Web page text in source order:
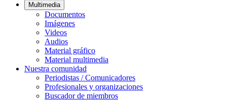
Multimedia
Documentos
Imágenes
Videos
Audios
Material gráfico
Material multimedia
Nuestra comunidad
Periodistas / Comunicadores
Profesionales y organizaciones
Buscador de miembros